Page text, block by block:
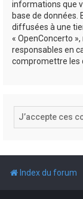
informations que
base de données.
diffusées à une
« OpenConcerto
responsables en
compromettre les
Index du forum